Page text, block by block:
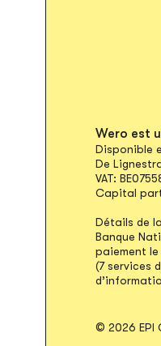
Wero est
Disponible
De
VAT:
Capital
Détails de
Banque
paiement le
(7 services
© 2026 EPI